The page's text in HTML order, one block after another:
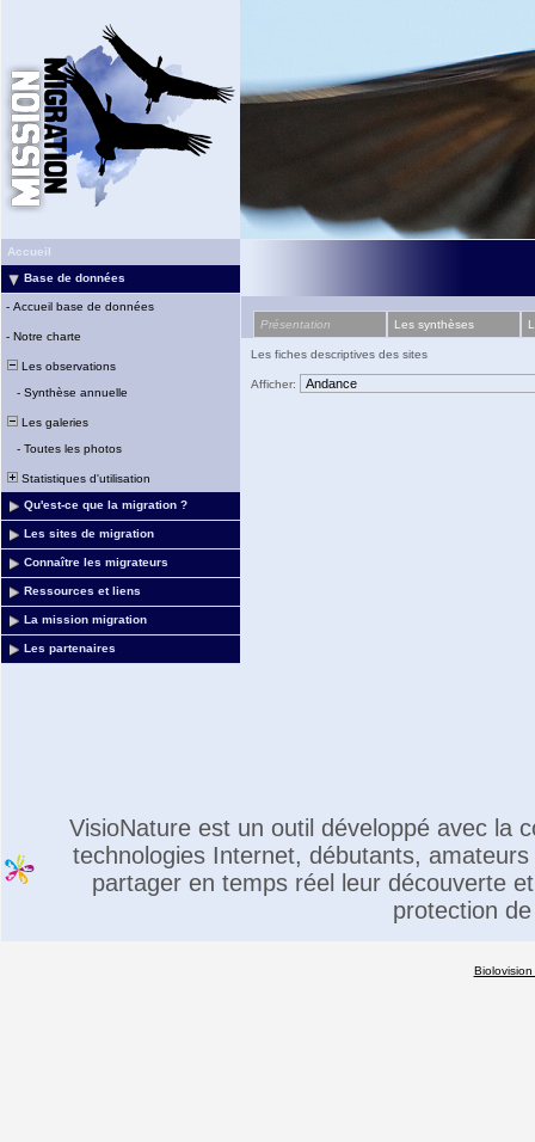
Accueil
Base de données
- Accueil base de données
- Notre charte
Les observations
- Synthèse annuelle
Les galeries
- Toutes les photos
Statistiques d'utilisation
Qu'est-ce que la migration ?
Les sites de migration
Connaître les migrateurs
Ressources et liens
La mission migration
Les partenaires
Présentation Les synthèses
Les fiches descriptives des sites
Afficher:
VisioNature est un outil développé avec la
technologies Internet, débutants,
partager en temps réel leur découverte
protection
Biolovision